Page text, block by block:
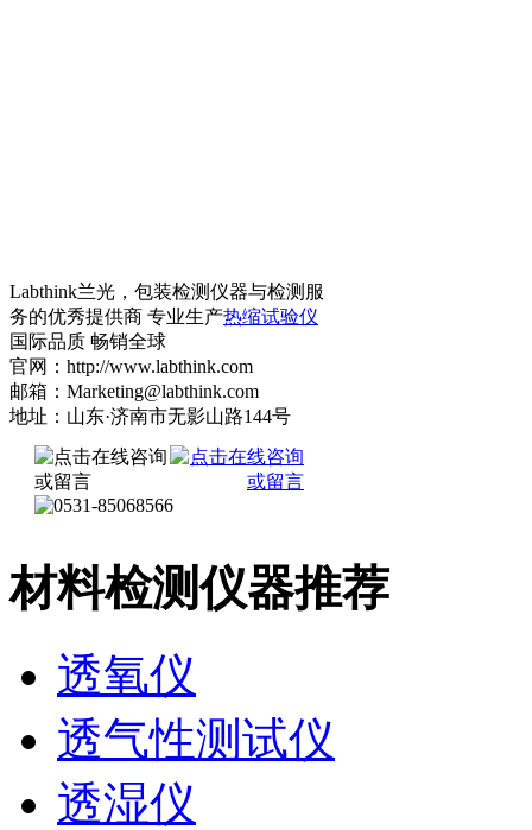
Labthink兰光，包装检测仪器与检测服
务的优秀提供商 专业生产热缩试验仪
国际品质 畅销全球
官网：http://www.labthink.com
邮箱：Marketing@labthink.com
地址：山东·济南市无影山路144号
材料检测仪器推荐
透氧仪
透气性测试仪
透湿仪